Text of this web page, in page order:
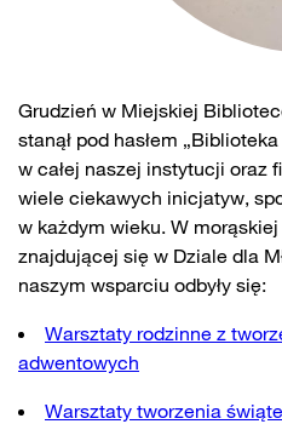
Grudzień w Miejskiej
stanął pod hasłem
w całej naszej instytucji oraz
wiele ciekawych inicjatyw,
w każdym wieku. W
znajdującej się w Dziale dla
naszym wsparciu odbyły się:
Warsztaty rodzinne z
adwentowych
Warsztaty tworzenia